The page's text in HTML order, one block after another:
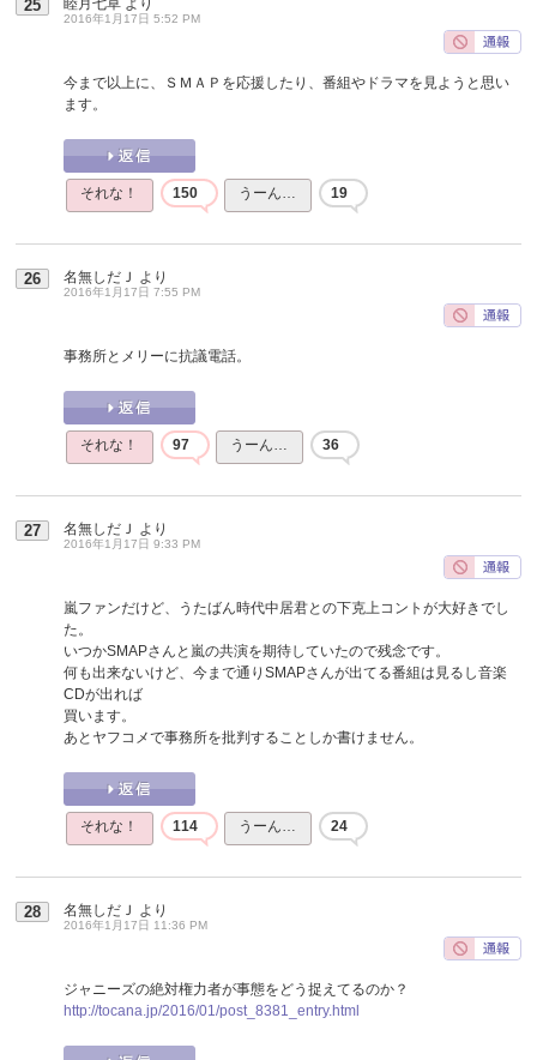
25
2016年1月17日 5:52 PM
今まで以上に、ＳＭＡＰを応援したり、番組やドラマを見ようと思い
ます。
それな！ 150 うーん… 19
26 名無しだＪ より
2016年1月17日 7:55 PM
事務所とメリーに抗議電話。
それな！ 97 うーん… 36
27 名無しだＪ より
2016年1月17日 9:33 PM
嵐ファンだけど、うたばん時代中居君との下克上コントが大好きでし
た。
いつかSMAPさんと嵐の共演を期待していたので残念です。
何も出来ないけど、今まで通りSMAPさんが出てる番組は見るし音楽
CDが出れば
買います。
あとヤフコメで事務所を批判することしか書けません。
それな！ 114 うーん… 24
28 名無しだＪ より
2016年1月17日 11:36 PM
ジャニーズの絶対権力者が事態をどう捉えてるのか？
http://tocana.jp/2016/01/post_8381_entry.html